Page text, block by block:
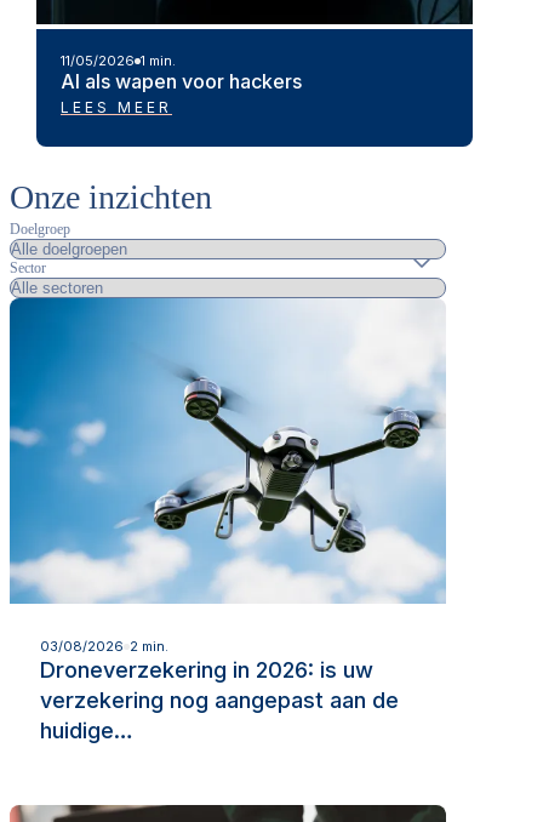
11/05/2026 1 min.
AI als wapen voor hackers
LEES MEER
Onze inzichten
Doelgroep
Sector
03/08/2026 2 min.
Droneverzekering in 2026: is uw
verzekering nog aangepast aan de
huidige…
Lees meer